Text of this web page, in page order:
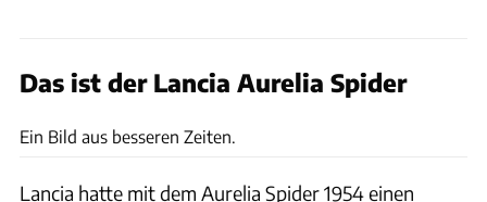
Das ist der Lancia Aurelia Spider
Ein Bild aus besseren Zeiten.
Lancia hatte mit dem Aurelia Spider 1954 einen